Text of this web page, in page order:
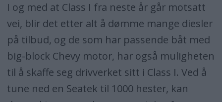
I og med at Class I fra neste år går motsatt
vei, blir det etter alt å dømme mange diesler
på tilbud, og de som har passende båt med
big-block Chevy motor, har også muligheten
til å skaffe seg drivverket sitt i Class I. Ved å
tune ned en Seatek til 1000 hester, kan